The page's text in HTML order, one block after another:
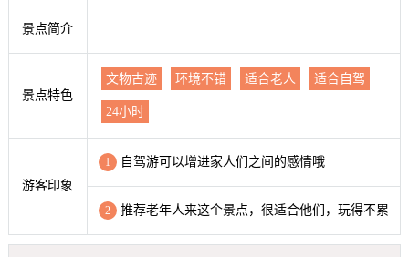
景点简介
景点特色
文物古迹 环境不错 适合老人 适合自驾
24小时
游客印象
1 自驾游可以增进家人们之间的感情哦
2 推荐老年人来这个景点，很适合他们，玩得不累